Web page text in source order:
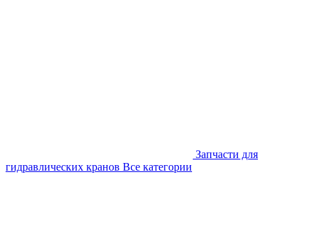
Запчасти для
гидравлических кранов Все категории